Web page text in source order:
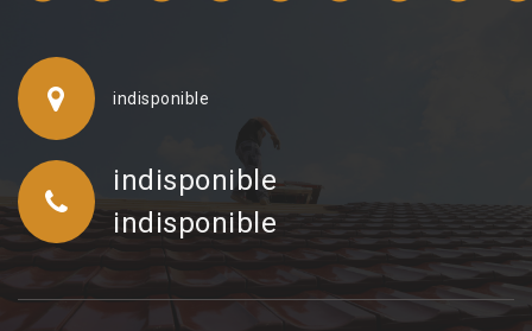
indisponible
indisponible
indisponible